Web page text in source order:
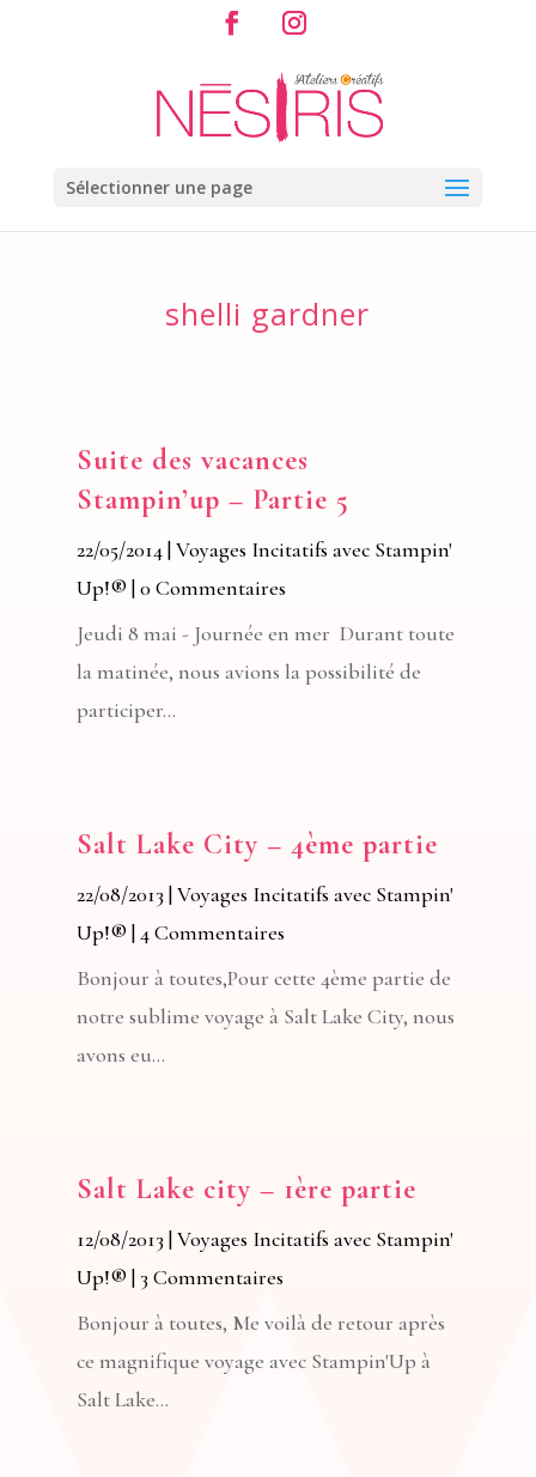
Sélectionner une page
shelli gardner
Suite des vacances
Stampin’up – Partie 5
22/05/2014|Voyages Incitatifs avec Stampin'
Up!® | 0 Commentaires
Jeudi 8 mai - Journée en mer Durant toute
la matinée, nous avions la possibilité de
participer...
Salt Lake City – 4ème partie
22/08/2013 |Voyages Incitatifs avec Stampin'
Up!® | 4 Commentaires
Bonjour à toutes,Pour cette 4ème partie de
notre sublime voyage à Salt Lake City, nous
avons eu...
Salt Lake city – 1ère partie
12/08/2013 |Voyages Incitatifs avec Stampin'
Up!® | 3 Commentaires
Bonjour à toutes, Me voilà de retour après
ce magnifique voyage avec Stampin'Up à
Salt Lake...